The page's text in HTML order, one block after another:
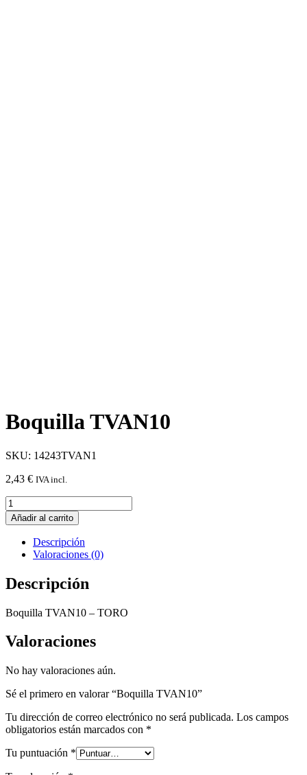
Boquilla TVAN10
SKU: 14243TVAN1
2,43 € IVA incl.
Boquilla
TVAN10
cantidad
Añadir al carrito
Descripción
Valoraciones (0)
Descripción
Boquilla TVAN10 – TORO
Valoraciones
No hay valoraciones aún.
Sé el primero en valorar “Boquilla TVAN10”
Tu dirección de correo electrónico no será publicada. Los campos
obligatorios están marcados con *
Tu puntuación *